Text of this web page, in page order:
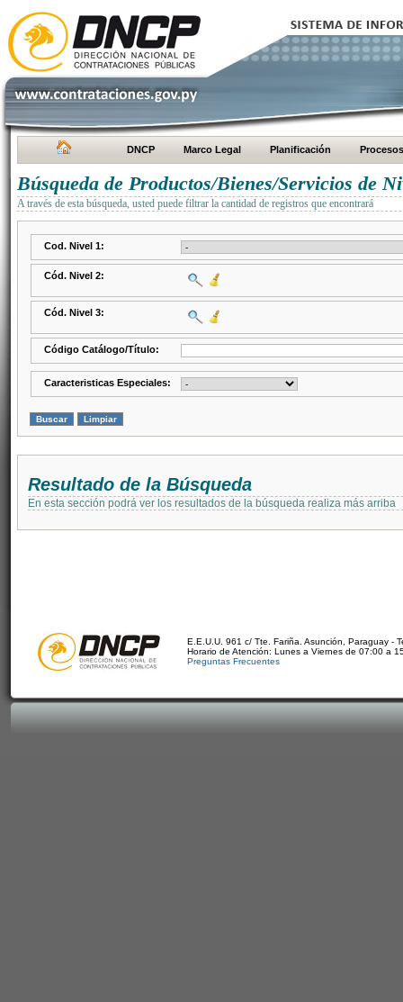
DNCP Marco Legal Planificación Procesos
Búsqueda de Productos/Bienes/Servicios de
A través de esta búsqueda, usted puede filtrar la cantidad de registros que encontrará
Cod. Nivel 1:
Cód. Nivel 2:
Cód. Nivel 3:
Código Catálogo/Título:
Caracteristicas Especiales:
Resultado de la Búsqueda
En esta sección podrá ver los resultados de la búsqueda realiza más arriba
E.E.U.U. 961 c/ Tte. Fariña. Asunción, Paraguay -
Horario de Atención: Lunes a Viernes de 07:00 a
Preguntas Frecuentes